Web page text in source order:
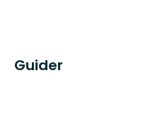
Guider